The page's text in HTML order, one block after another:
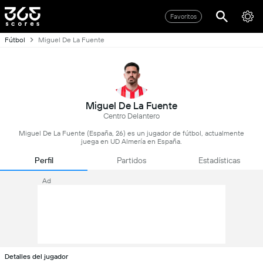
Favoritos
Fútbol Miguel De La Fuente
Miguel De La Fuente
Centro Delantero
Miguel De La Fuente (España, 26) es un jugador de fútbol, actualmente
juega en UD Almería en España.
Perfil Partidos Estadísticas
Ad
Detalles del jugador